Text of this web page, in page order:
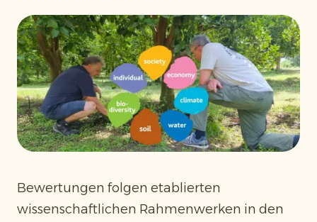
Bewertungen folgen etablierten
wissenschaftlichen Rahmenwerken in den